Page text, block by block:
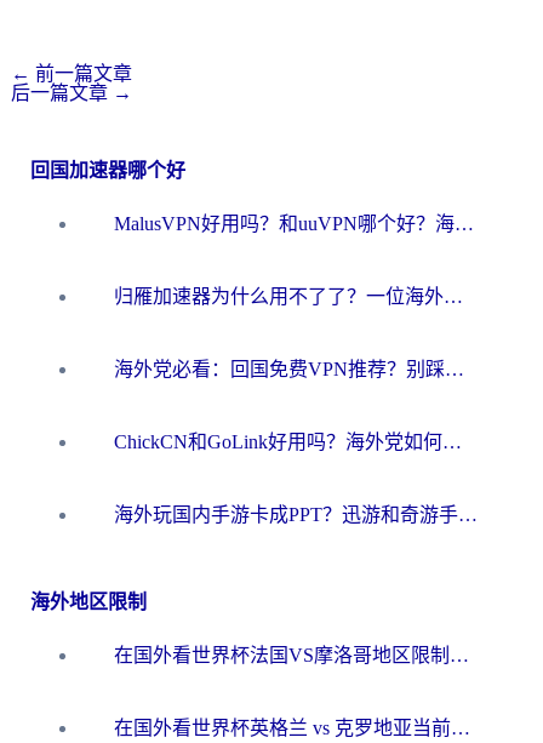
← 前一篇文章
后一篇文章 →
回国加速器哪个好
MalusVPN好用吗？和uuVPN哪个好？海外党无缝访问国内资源的真实对比与选择指南
归雁加速器为什么用不了了？一位海外游子的真实困惑与技术解答
海外党必看：回国免费VPN推荐？别踩坑！教你选对加速器无缝刷国内资源
ChickCN和GoLink好用吗？海外党如何选对回国加速器
海外玩国内手游卡成PPT？迅游和奇游手游哪个好？一篇讲透回国加速器怎么选
海外地区限制
在国外看世界杯法国VS摩洛哥地区限制？这篇指南让你流畅看中文解说无压力
在国外看世界杯英格兰 vs 克罗地亚当前地区不可播放？这篇指南帮你搞定所有海外观赛难题